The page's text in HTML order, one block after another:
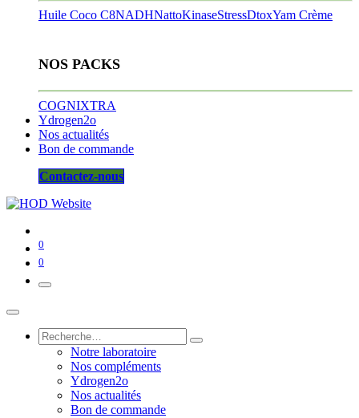
Huile Coco C8NADHNattoKinaseStressDtoxYam Crème
NOS PACKS
COGNIXTRA
Ydrogen2o
Nos actualités
Bon de commande
Contactez-nous
0
0
Notre laboratoire
Nos compléments
Ydrogen2o
Nos actualités
Bon de commande